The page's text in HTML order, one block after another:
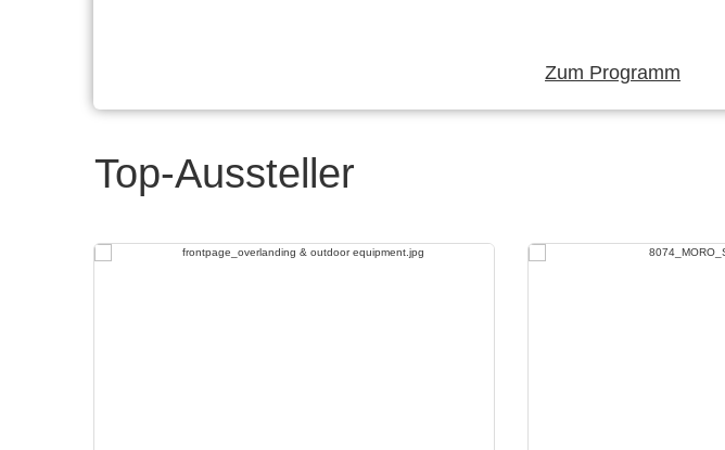
Zum Programm
Top-Aussteller